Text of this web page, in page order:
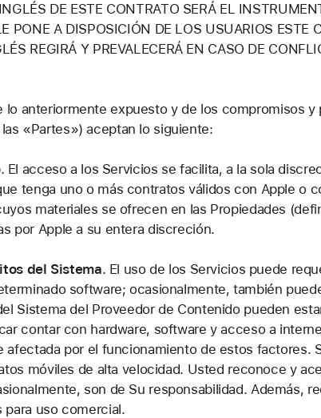
DE ESTE CONTRATO SERÁ EL
PONE A DISPOSICIÓN DE LOS USUARIOS
REGIRÁ Y PREVALECERÁ EN CASO DE
lo anteriormente expuesto y de los compromisos
«Partes») aceptan lo siguiente:
. El acceso a los Servicios se facilita, a la sola
tenga uno o más contratos válidos con Apple o
materiales se ofrecen en las Propiedades
por Apple a su entera discreción.
del Sistema. El uso de los Servicios puede
software; ocasionalmente, también
Sistema del Proveedor de Contenido pueden
contar con hardware, software y acceso a
afectada por el funcionamiento de estos
móviles de alta velocidad. Usted reconoce y
son de Su responsabilidad. Además,
para uso comercial.